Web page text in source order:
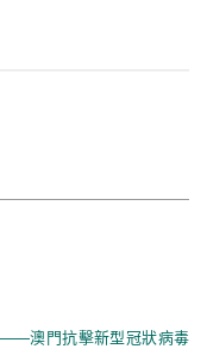
澳門抗擊新型冠狀病毒